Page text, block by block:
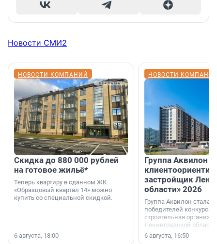
Новости СМИ2
НОВОСТИ КОМПАНИЙ
Скидка до 880 000 рублей
на готовое жильё*
Теперь квартиру в сданном ЖК
«Образцовый квартал 14» можно
купить со специальной скидкой.
6 августа, 18:00
НОВОСТИ
Группа Аквилон
застройщик
области» 2026
Группа Аквилон стала
победителей конкурса
строительная
Ленинградской области
номинации «Самый
6 августа, 16:50